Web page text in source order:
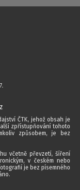
ČTK, jehož obsah je
zpřístupňování tohoto
způsobem, je bez
včetně převzetí, šíření
v českém nebo
je bez písemného